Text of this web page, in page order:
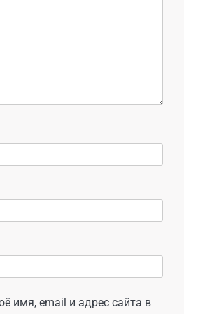
имя, email и адрес сайта в